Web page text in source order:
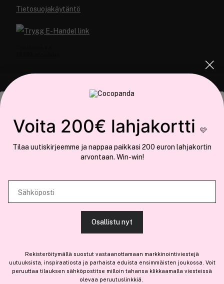
Tämä sivusto käyttää evästeitä
Käytämme evästeitä tarjoamamme sisällön ja mainosten
räätälöimiseen, sosiaalisen median ominaisuuksien tukemiseen ja
käytät sivustoamme. Kumppanimme voivat yhdistää näitä tietoja muihin
Tietosuojakäytäntö
Meistä
Jos haluat henkilökohtaista neuvoa ammattitason hiustuotteista,
Voita 200€ lahjakortti 🩷
Tilaa uutiskirjeemme ja nappaa paikkasi 200 euron lahjakortin
arvontaan. Win-win!
Sähköposti
Osallistu nyt
Rekisteröitymällä suostut vastaanottamaan markkinointiviestejä
uutuuksista, inspiraatiosta ja parhaista eduista ensimmäisten joukossa. Voit
peruuttaa tilauksen sähköpostitse milloin tahansa klikkaamalla viesteissä
olevaa peruutuslinkkiä.